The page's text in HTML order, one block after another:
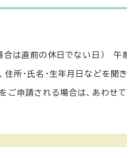
合は直前の休日でない日）
住所・氏名・生年月日などを聞
ご申請される場合は、あわせ